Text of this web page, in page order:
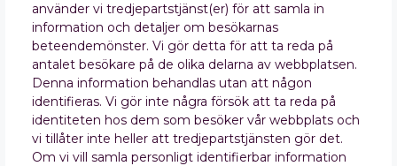
använder vi tredjepartstjänst(er) för att samla in
information och detaljer om besökarnas
beteendemönster. Vi gör detta för att ta reda på
antalet besökare på de olika delarna av webbplatsen.
Denna information behandlas utan att någon
identifieras. Vi gör inte några försök att ta reda på
identiteten hos dem som besöker vår webbplats och
vi tillåter inte heller att tredjepartstjänsten gör det.
Om vi vill samla personligt identifierbar information